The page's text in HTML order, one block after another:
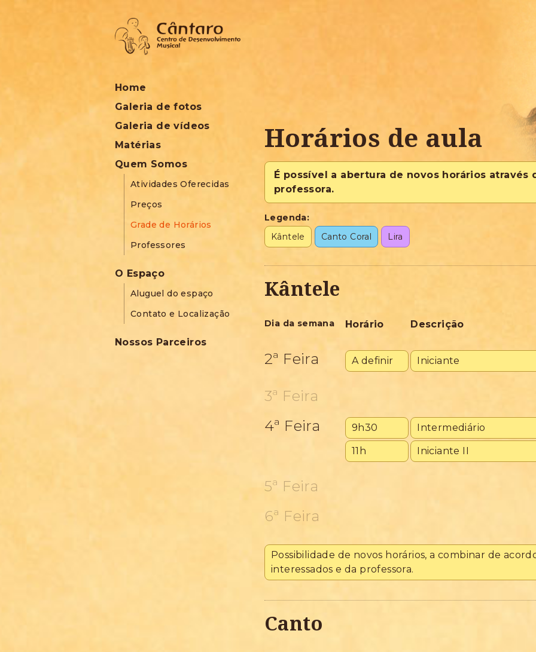
Home
Galeria de fotos
Galeria de vídeos
Matérias
Quem Somos
Atividades Oferecidas
Preços
Grade de Horários
Professores
O Espaço
Aluguel do espaço
Contato e Localização
Nossos Parceiros
Horários de aula
É possível a abertura de novos horários
professora.
Legenda:
Kântele
Canto Coral Lira
Kântele
Dia da semana Horário Descrição
2ª Feira A definir Iniciante
3ª Feira
4ª Feira
9h30 Intermediário
11h Iniciante II
5ª Feira
6ª Feira
Possibilidade de novos horários, a combinar de
interessados e da professora.
Canto